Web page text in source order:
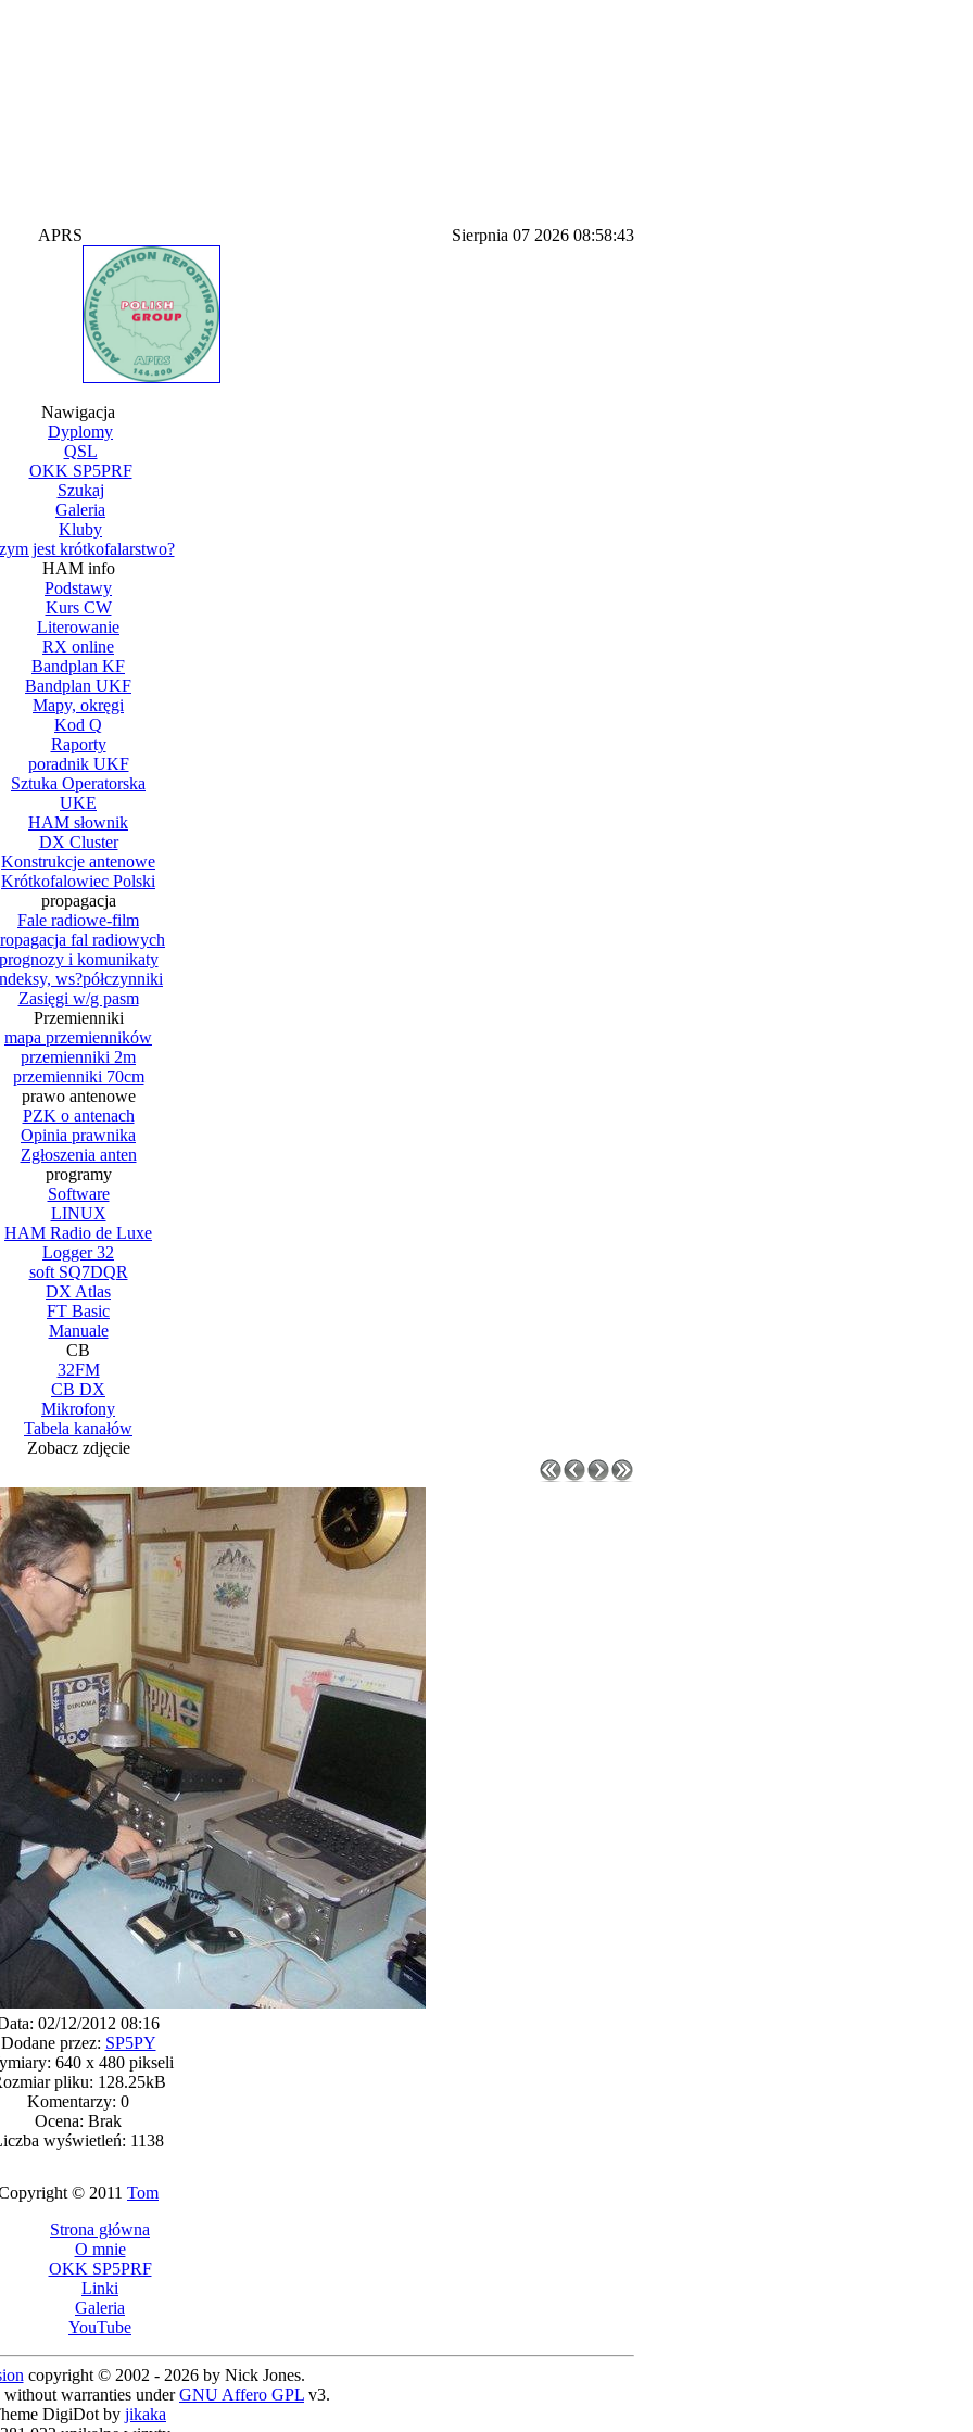
Sierpnia 07 2026 08:58:43
APRS
Nawigacja
Dyplomy
QSL
OKK SP5PRF
Szukaj
Galeria
Kluby
jest krótkofalarstwo?
HAM info
Podstawy
Kurs CW
Literowanie
RX online
Bandplan KF
Bandplan UKF
Mapy, okręgi
Kod Q
Raporty
poradnik UKF
Sztuka Operatorska
UKE
HAM słownik
DX Cluster
Konstrukcje antenowe
Krótkofalowiec Polski
propagacja
Fale radiowe-film
fal radiowych
i komunikaty
ws?półczynniki
Zasięgi w/g pasm
Przemienniki
mapa przemienników
przemienniki 2m
przemienniki 70cm
prawo antenowe
PZK o antenach
Opinia prawnika
Zgłoszenia anten
programy
Software
LINUX
HAM Radio de Luxe
Logger 32
soft SQ7DQR
DX Atlas
FT Basic
Manuale
CB
32FM
CB DX
Mikrofony
Tabela kanałów
Zobacz zdjęcie
02/12/2012 08:16
Dodane przez: SP5PY
640 x 480 pikseli
pliku: 128.25kB
Komentarzy: 0
Ocena: Brak
wyświetleń: 1138
© 2011 Tom
Strona główna
O mnie
OKK SP5PRF
Linki
Galeria
YouTube
copyright © 2002 - 2026 by Nick Jones.
without warranties underGNU Affero GPL v3.
DigiDot by jikaka